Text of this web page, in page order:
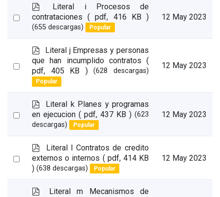
Select
p
d
f
Literal i Procesos de
contrataciones ( pdf, 416 KB )
(655 descargas) Popular
12 May 2023
Select
item
p
d
f
Literal j Empresas y personas
que han incumplido contratos (
pdf, 405 KB )
(628 descargas)
Popular
12 May 2023
Select
p
d
f
Literal k Planes y programas
en ejecucion ( pdf, 437 KB ) (623
descargas)
Popular
12 May 2023
Select
p
d
f
Literal l Contratos de credito
externos o internos ( pdf, 414 KB
) (638 descargas) Popular
12 May 2023
pLiteral m Mecanismos de